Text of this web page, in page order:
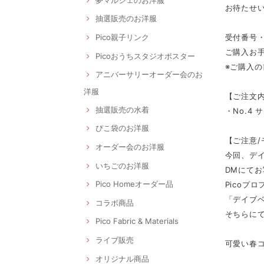
抽選販売のお洋服
Pico親子リンク
Picoおうちスタジオポスター
アニバーサリーオーダー会のお
洋服
抽選販売の水着
ぴこ袋のお洋服
オーダー会のお洋服
いちごのお洋服
Pico Homeオーダー品
コラボ商品
Pico Fabric & Materials
ライブ販売
オリジナル商品
お待たせ
受付番号
ご購入お
※ご購入
【ご注文
・No.4
【ご注意
今回、デ
DMにて
Picoプロ
「デイブ
そちらに
可愛い春